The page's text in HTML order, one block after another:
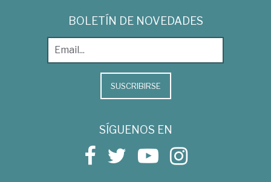
BOLETÍN DE NOVEDADES
SUSCRIBIRSE
SÍGUENOS EN